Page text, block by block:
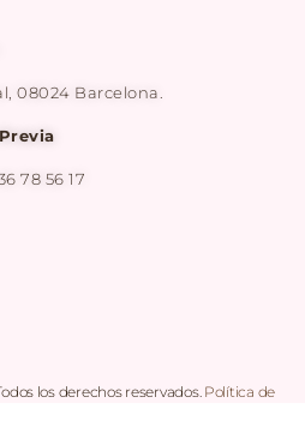
08024 Barcelona.
78 56 17
los derechos reservados. Política de